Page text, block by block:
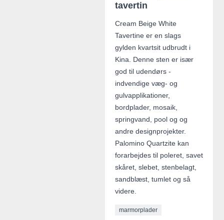
tavertin
Cream Beige White
Tavertine er en slags
gylden kvartsit udbrudt i
Kina. Denne sten er især
god til udendørs -
indvendige væg- og
gulvapplikationer,
bordplader, mosaik,
springvand, pool og og
andre designprojekter.
Palomino Quartzite kan
forarbejdes til poleret, savet
skåret, slebet, stenbelagt,
sandblæst, tumlet og så
videre.
marmorplader